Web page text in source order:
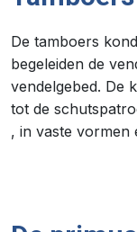
De tamboers
begeleiden de
vendelgebed. De
tot de
, in vaste vormen